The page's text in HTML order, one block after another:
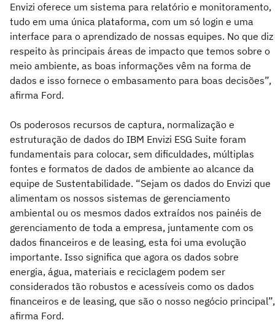
Envizi oferece um sistema para relatório e monitoramento,
tudo em uma única plataforma, com um só login e uma
interface para o aprendizado de nossas equipes. No que diz
respeito às principais áreas de impacto que temos sobre o
meio ambiente, as boas informações vêm na forma de
dados e isso fornece o embasamento para boas decisões”,
afirma Ford.
Os poderosos recursos de captura, normalização e
estruturação de dados do IBM Envizi ESG Suite foram
fundamentais para colocar, sem dificuldades, múltiplas
fontes e formatos de dados de ambiente ao alcance da
equipe de Sustentabilidade. “Sejam os dados do Envizi que
alimentam os nossos sistemas de gerenciamento
ambiental ou os mesmos dados extraídos nos painéis de
gerenciamento de toda a empresa, juntamente com os
dados financeiros e de leasing, esta foi uma evolução
importante. Isso significa que agora os dados sobre
energia, água, materiais e reciclagem podem ser
considerados tão robustos e acessíveis como os dados
financeiros e de leasing, que são o nosso negócio principal”,
afirma Ford.